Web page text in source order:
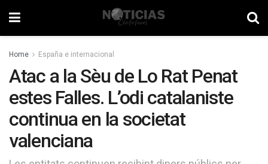
Home España e internacional
Atac a la Sèu de Lo Rat Penat
estes Falles. L’odi catalaniste
continua en la societat
valenciana